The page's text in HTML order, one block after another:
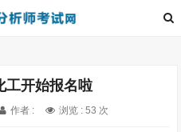
工开始报名啦
作者 : 浏览 : 53 次